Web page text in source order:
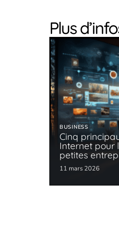
Plus
BUSINESS
Cinq
Internet pour
petites
11 mars 2026